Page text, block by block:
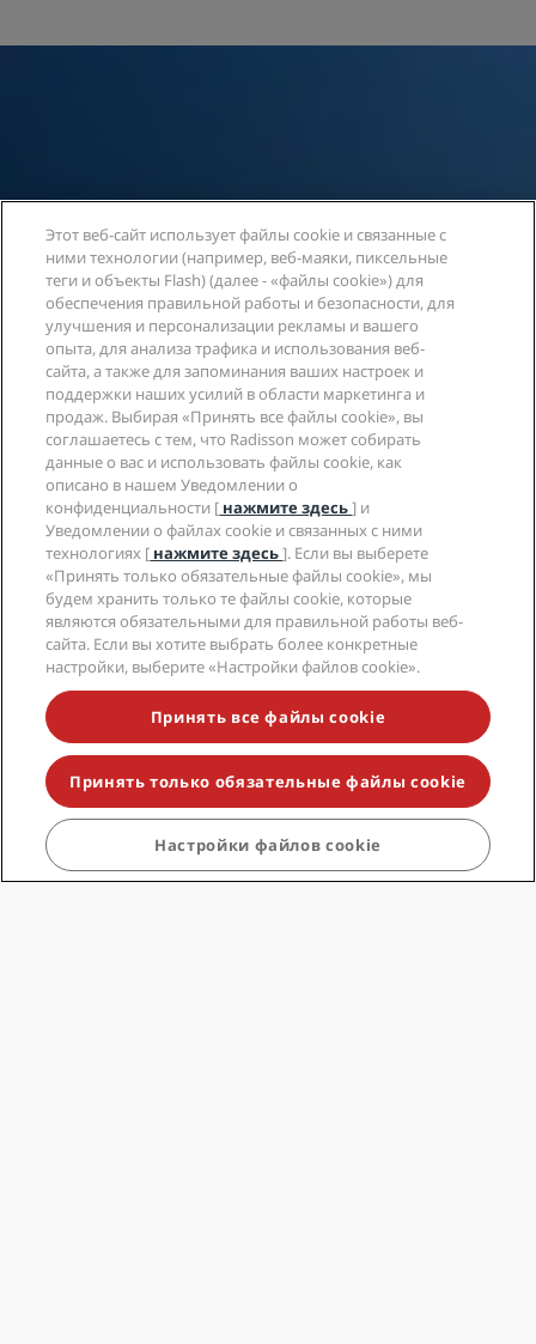
Ваша безопасность -
приоритет
Поддерживаем чистоту и
безопасность с помощью протоколов
охраны здоровья и безопасности.
УЗНАТЬ БОЛЬШЕ
Популярные направления
Быстрые ссылки
Туристические компании
Этот веб-сайт использует файлы cookie и связанные с
ними технологии (например, веб-маяки, пиксельные
теги и объекты Flash) (далее - «файлы cookie») для
обеспечения правильной работы и безопасности, для
улучшения и персонализации рекламы и вашего
опыта, для анализа трафика и использования веб-
сайта, а также для запоминания ваших настроек и
поддержки наших усилий в области маркетинга и
продаж. Выбирая «Принять все файлы cookie», вы
соглашаетесь с тем, что Radisson может собирать
данные о вас и использовать файлы cookie, как
описано в нашем Уведомлении о
конфиденциальности [ нажмите здесь] и
Уведомлении о файлах cookie и связанных с ними
технологиях [ нажмите здесь]. Если вы выберете
«Принять только обязательные файлы cookie», мы
будем хранить только те файлы cookie, которые
являются обязательными для правильной работы веб-
сайта. Если вы хотите выбрать более конкретные
настройки, выберите «Настройки файлов cookie».
Принять все файлы cookie
Принять только обязательные файлы cookie
Настройки файлов cookie